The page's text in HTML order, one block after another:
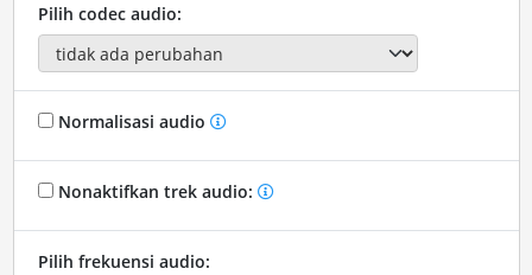
Pilih codec audio:
Normalisasi audio
Nonaktifkan trek audio:
Pilih frekuensi audio: